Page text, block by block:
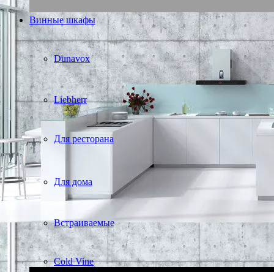
Винные шкафы
Dunavox
Liebherr
Для ресторана
Для дома
Встраиваемые
Cold Vine